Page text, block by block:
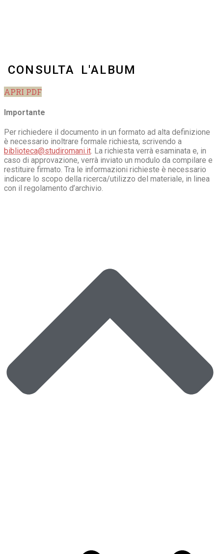
CONSULTA L'ALBUM
APRI PDF
Importante
Per richiedere il documento in un formato ad alta definizione
è necessario inoltrare formale richiesta, scrivendo a
biblioteca@studiromani.it. La richiesta verrà esaminata e, in
caso di approvazione, verrà inviato un modulo da compilare e
restituire firmato. Tra le informazioni richieste è necessario
indicare lo scopo della ricerca/utilizzo del materiale, in linea
con il regolamento d’archivio.